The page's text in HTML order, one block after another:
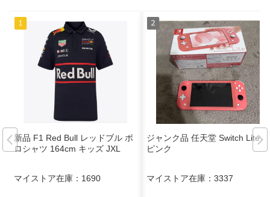
新品 F1 Red Bull レッドブル ポ
ロシャツ 164cm キッズ JXL
マイストア在庫： 1690
ジャンク品 任天堂 Switch Lite
ピンク
マイストア在庫： 3337